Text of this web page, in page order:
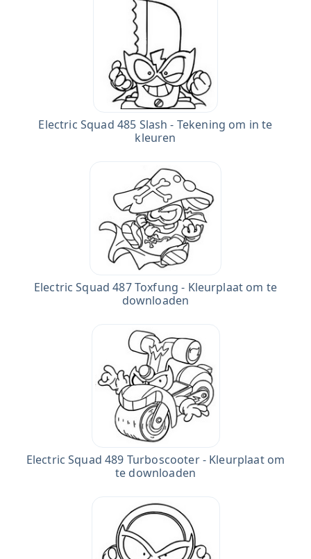
Electric Squad 485 Slash - Tekening om in te
kleuren
Electric Squad 487 Toxfung - Kleurplaat om te
downloaden
Electric Squad 489 Turboscooter - Kleurplaat om
te downloaden